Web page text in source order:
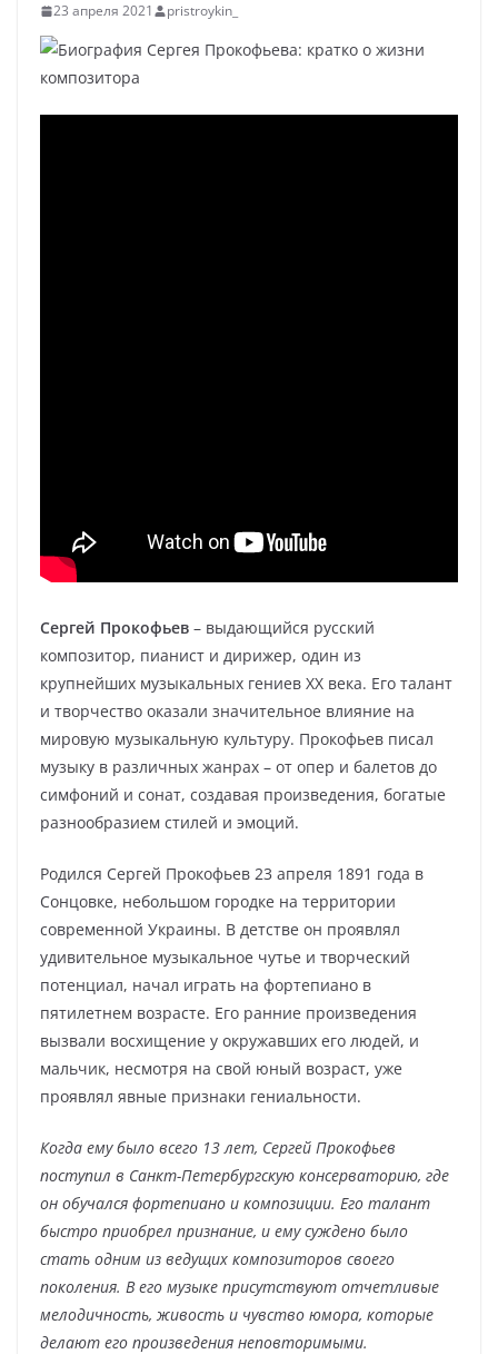
23 апреля 2021 pristroykin_
Сергей Прокофьев – выдающийся русский
композитор, пианист и дирижер, один из
крупнейших музыкальных гениев XX века. Его талант
и творчество оказали значительное влияние на
мировую музыкальную культуру. Прокофьев писал
музыку в различных жанрах – от опер и балетов до
симфоний и сонат, создавая произведения, богатые
разнообразием стилей и эмоций.
Родился Сергей Прокофьев 23 апреля 1891 года в
Сонцовке, небольшом городке на территории
современной Украины. В детстве он проявлял
удивительное музыкальное чутье и творческий
потенциал, начал играть на фортепиано в
пятилетнем возрасте. Его ранние произведения
вызвали восхищение у окружавших его людей, и
мальчик, несмотря на свой юный возраст, уже
проявлял явные признаки гениальности.
Когда ему было всего 13 лет, Сергей Прокофьев
поступил в Санкт-Петербургскую консерваторию, где
он обучался фортепиано и композиции. Его талант
быстро приобрел признание, и ему суждено было
стать одним из ведущих композиторов своего
поколения. В его музыке присутствуют отчетливые
мелодичность, живость и чувство юмора, которые
делают его произведения неповторимыми.